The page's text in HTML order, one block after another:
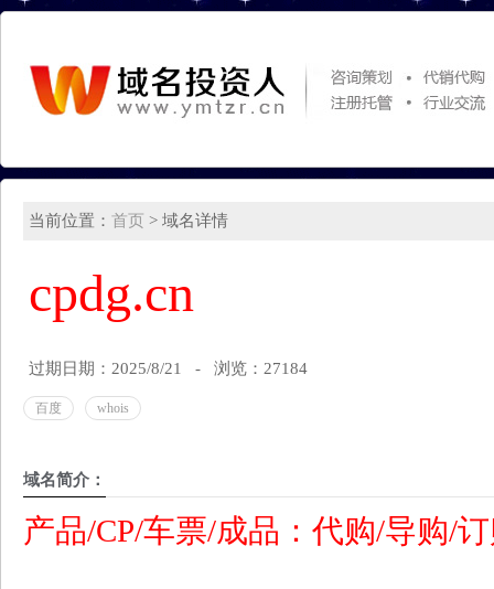
当前位置： 首页 > 域名详情
cpdg.cn
过期日期：2025/8/21 - 浏览：27184
百度 whois
域名简介：
产品/CP/车票/成品：代购/导购/